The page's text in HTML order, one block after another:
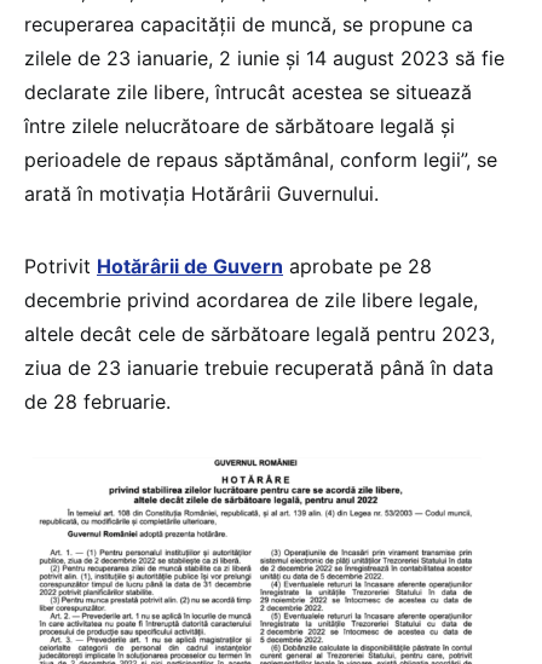
recuperarea capacității de muncă, se propune ca
zilele de 23 ianuarie, 2 iunie și 14 august 2023 să fie
declarate zile libere, întrucât acestea se situează
între zilele nelucrătoare de sărbătoare legală și
perioadele de repaus săptămânal, conform legii”, se
arată în motivația Hotărârii Guvernului.
Potrivit Hotărârii de Guvern aprobate pe 28
decembrie privind acordarea de zile libere legale,
altele decât cele de sărbătoare legală pentru 2023,
ziua de 23 ianuarie trebuie recuperată până în data
de 28 februarie.